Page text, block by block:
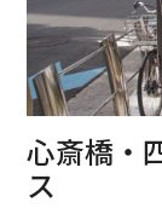
心斎橋・
ス